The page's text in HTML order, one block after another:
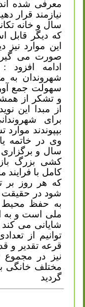
معرفی شده اند
نیازمند قرار
سال و خانه
که دیگر قابل
این موارد
صورت می
ادامه افزود :
سهولت جمع
و تشکر از
از مبدا این
برای
بپپوندند
وی در خاتمه
سال و
کشی بزرگ
کامل با
که هر روز بر
شود در حقیقت
به حفظ
ملی است و به
شایانی می کند
توانیم از
قرعه تقدیر و
مختلف خانگی
گردید